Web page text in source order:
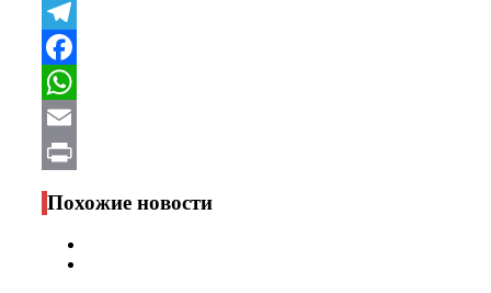
VK
Telegram
Facebook
WhatsApp
Email
Print
Похожие новости